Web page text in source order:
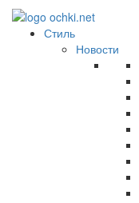
Стиль
Новости